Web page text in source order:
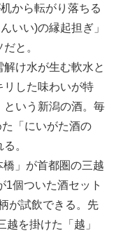
から転がり落ちる
いい)の縁起担ぎ」
と。
け水が生む軟水と
リした味わいが特
という新潟の酒。毎
「にいがた酒の
。
」が首都圏の三越
1個ついた酒セット
が試飲できる。先
を掛けた「越」